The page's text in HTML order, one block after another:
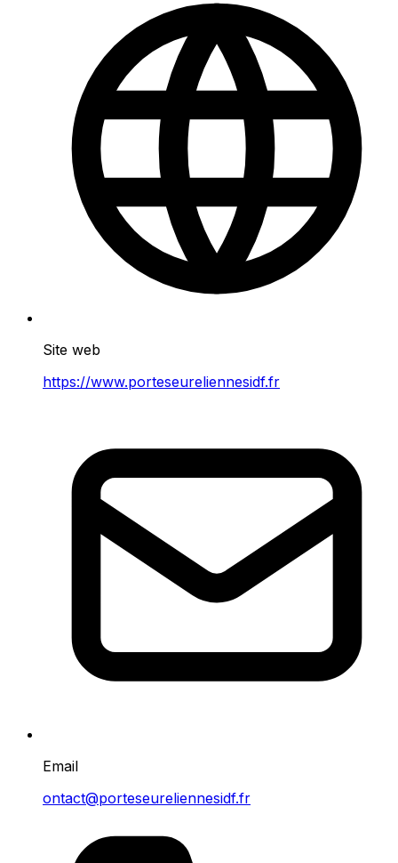
Site web
https://www.porteseureliennesidf.fr
Email
ontact@porteseureliennesidf.fr